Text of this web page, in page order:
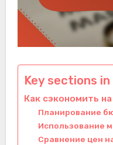
Key sections
Как сэкономить
Планирование
Использование
Сравнение цен